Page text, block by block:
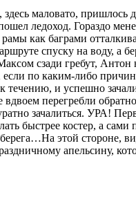
маловато,
ледоход. Гораздо
как баграми
спуску на воду, а
сзади гребут, Антон
по каким-либо
и успешно
перегребли
зачалиться. УРА!
быстрее костер, а сами
этой стороне,
апельсину,